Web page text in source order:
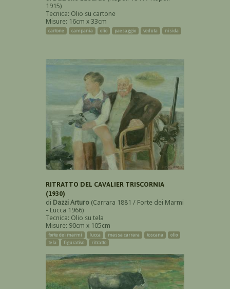
1915)
Tecnica: Olio su cartone
Misure: 16cm x 33cm
cartone campania olio paesaggio veduta nisida
RITRATTO DEL CAVALIER TRISCORNIA
(1930)
di Dazzi Arturo (Carrara 1881 / Forte dei Marmi
- Lucca 1966)
Tecnica: Olio su tela
Misure: 90cm x 105cm
forte dei marmi lucca massa carrara toscana
olio
tela
figurativo ritratto